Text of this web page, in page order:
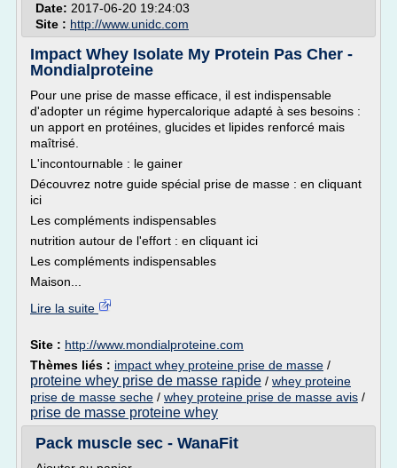
Date: 2017-06-20 19:24:03
Site : http://www.unidc.com
Impact Whey Isolate My Protein Pas Cher -
Mondialproteine
Pour une prise de masse efficace, il est indispensable
d'adopter un régime hypercalorique adapté à ses besoins :
un apport en protéines, glucides et lipides renforcé mais
maîtrisé.
L'incontournable : le gainer
Découvrez notre guide spécial prise de masse : en cliquant
ici
Les compléments indispensables
nutrition autour de l'effort : en cliquant ici
Les compléments indispensables
Maison...
Lire la suite
Site : http://www.mondialproteine.com
Thèmes liés : impact whey proteine prise de masse /
proteine whey prise de masse rapide / whey proteine
prise de masse seche / whey proteine prise de masse avis /
prise de masse proteine whey
Pack muscle sec - WanaFit